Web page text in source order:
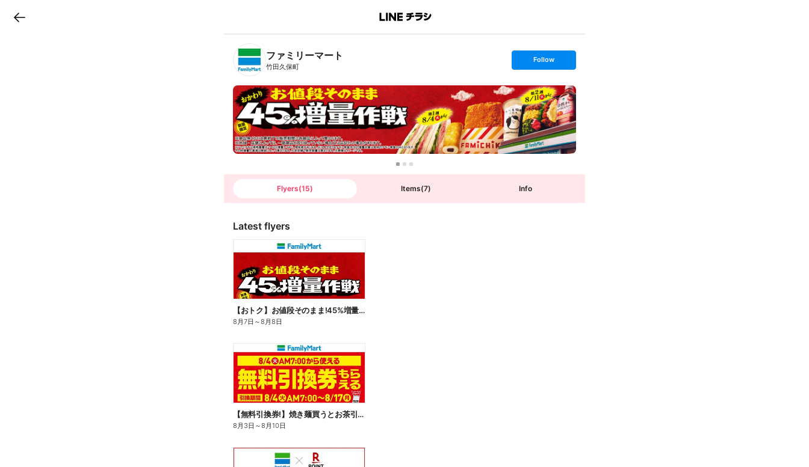
B
n
T
ファミリーマート
竹田久保町
s
t
o
l
l
o
w
Follow
Flyers(15) Items(7) Info
Latest flyers
【おトク】お値段そのまま!45%増量作戦!
8月7日 ～8月8日
【無料引換券!】焼き麺買うとお茶引換券貰える!
8月3日 ～8月10日